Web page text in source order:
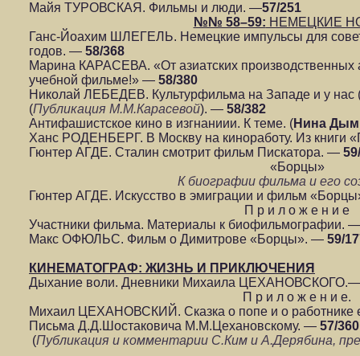
Майя ТУРОВСКАЯ. Фильмы и люди. —57/251
№№ 58–59: НЕМЕЦКИЕ
Ганс-Йоахим ШЛЕГЕЛЬ. Немецкие импульсы для
годов. — 58/368
Марина КАРАСЕВА. «От азиатских производственных
учебной фильме!» — 58/380
Николай ЛЕБЕДЕВ. Культурфильма на Западе и у нас
(Публикация М.М.Карасевой). — 58/382
Антифашистское кино в изгнаниии. К теме. (Нина
Ханс РОДЕНБЕРГ. В Москву на киноработу. Из книги
Гюнтер АГДЕ. Сталин смотрит фильм Пискатора. —
«Борцы»
К биографии фильма и его
Гюнтер АГДЕ. Искусство в эмиграции и фильм
П р и л о ж е н и е
Участники фильма. Материалы к биофильмографии.
Макс ОФЮЛЬС. Фильм о Димитрове «Борцы». — 59/
КИНЕМАТОГРАФ: ЖИЗНЬ И ПРИКЛЮЧЕНИЯ
Дыхание воли. Дневники Михаила ЦЕХАНОВСКОГО.—
П р и л о ж е н и е.
Михаил ЦЕХАНОВСКИЙ. Сказка о попе и о работнике
Письма Д.Д.Шостаковича М.М.Цехановскому. — 57/360
(Публикация и комментарии С.Ким и А.Дерябина,